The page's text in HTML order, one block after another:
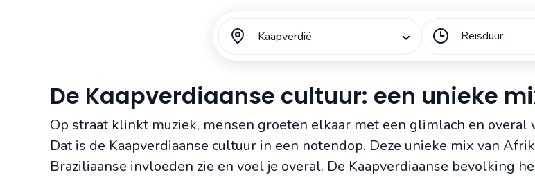
Kaapverdië Reisduur
De Kaapverdiaanse cultuur: een unieke
Op straat klinkt muziek, mensen groeten elkaar met een glimlach en overal
Dat is de Kaapverdiaanse cultuur in een notendop. Deze unieke mix van
Braziliaanse invloeden zie en voel je overal. De Kaapverdiaanse bevolking